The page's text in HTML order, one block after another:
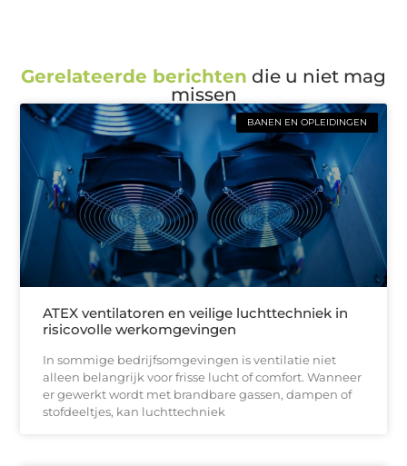
Gerelateerde berichten die u niet mag
missen
BANEN EN OPLEIDINGEN
ATEX ventilatoren en veilige luchttechniek in
risicovolle werkomgevingen
In sommige bedrijfsomgevingen is ventilatie niet
alleen belangrijk voor frisse lucht of comfort. Wanneer
er gewerkt wordt met brandbare gassen, dampen of
stofdeeltjes, kan luchttechniek